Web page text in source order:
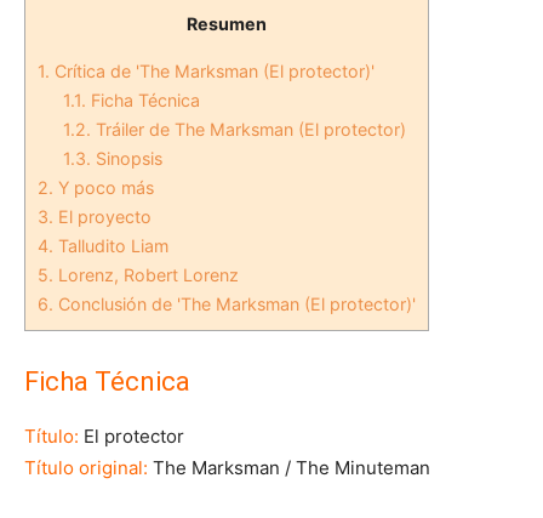
Resumen
1. Crítica de 'The Marksman (El protector)'
1.1. Ficha Técnica
1.2. Tráiler de The Marksman (El protector)
1.3. Sinopsis
2. Y poco más
3. El proyecto
4. Talludito Liam
5. Lorenz, Robert Lorenz
6. Conclusión de 'The Marksman (El protector)'
Ficha Técnica
Título: El protector
Título original: The Marksman / The Minuteman